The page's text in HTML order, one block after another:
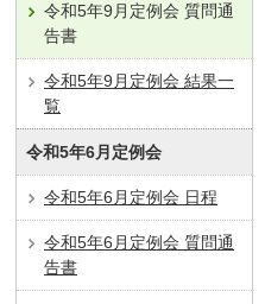
令和5年9月定例会 質問通
告書
令和5年9月定例会 結果一
覧
令和5年6月定例会
令和5年6月定例会 日程
令和5年6月定例会 質問通
告書